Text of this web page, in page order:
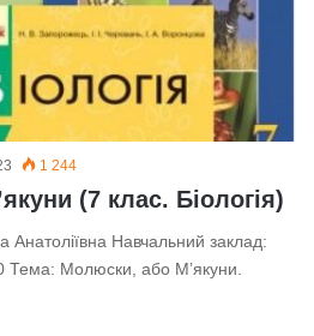
1 244
(7 клас. Біологія)
Навчальний заклад:
Тема: Молюски, або М’якуни.